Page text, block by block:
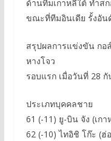
ด้านทีมเกาหลีใต้ ทำส
ขณะที่ทีมอินเดีย รั้งอัน
สรุปผลการแข่งขัน กอ
หางโจว
รอบแรก เมื่อวันที่ 28
ประเภทบุคคลชาย
61 (-11) ยู-บิน จัง (เกา
62 (-10) ไทอิชิ โก๊ะ (ฮ่